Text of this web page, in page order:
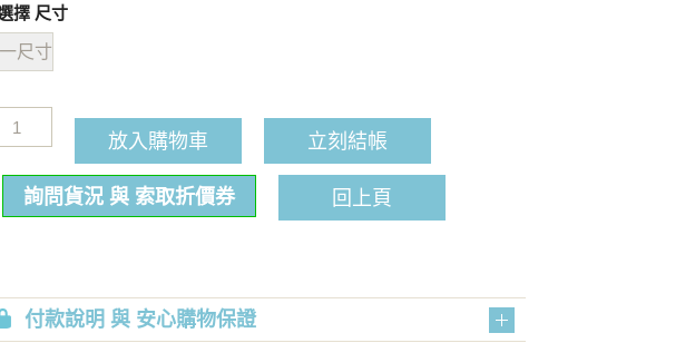
擇 尺寸
尺寸
放入購物車 立刻結帳
詢問貨況 與 索取折價券 回上頁
付款說明 與 安心購物保證